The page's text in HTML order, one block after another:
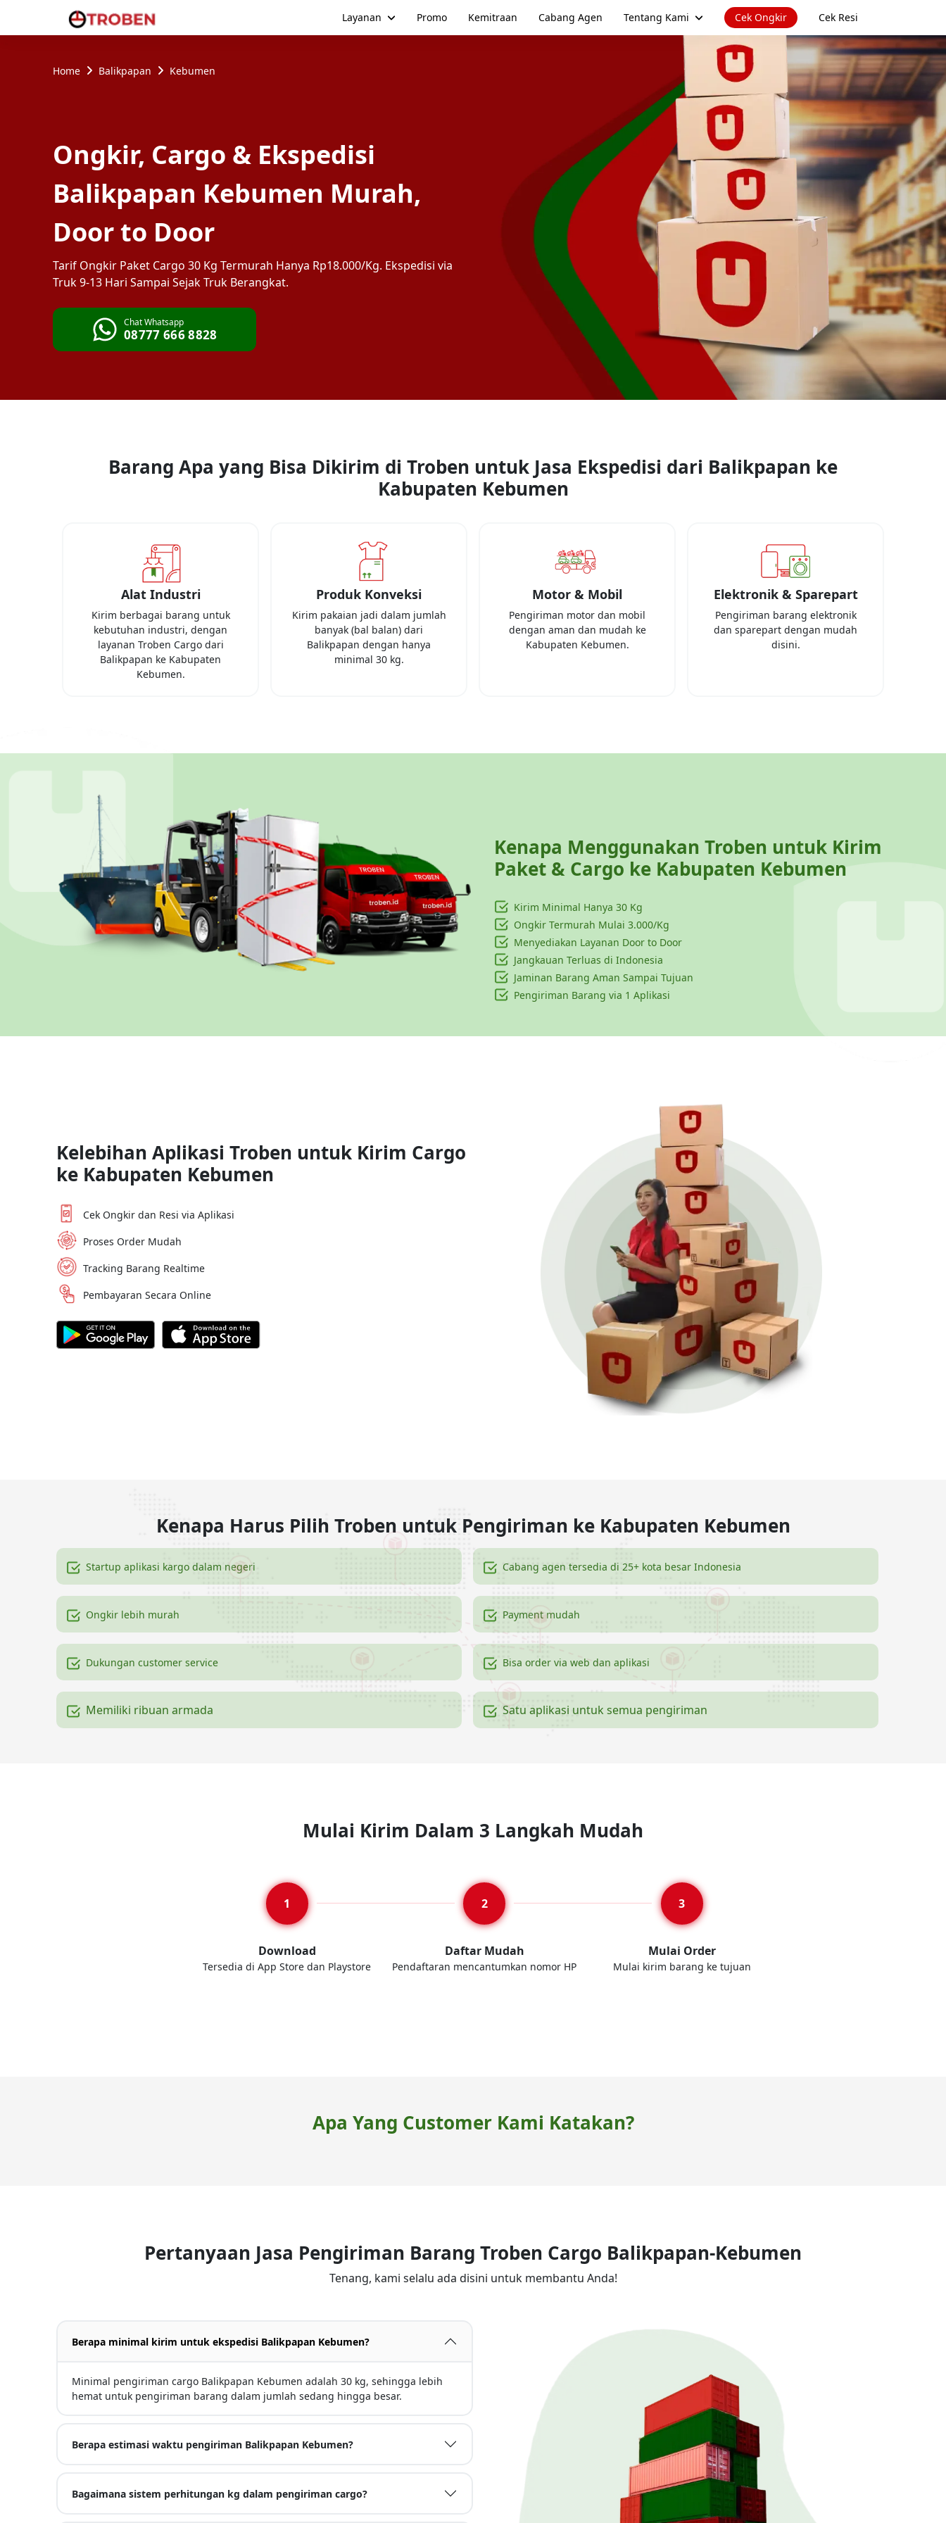
Layanan Promo Kemitraan Cabang Agen Tentang Kami Cek Ongkir Cek Resi
Home Balikpapan Kebumen
Ongkir, Cargo & Ekspedisi
Balikpapan Kebumen Murah,
Door to Door
Tarif Ongkir Paket Cargo 30 Kg Termurah Hanya Rp18.000/Kg. Ekspedisi via
Truk 9-13 Hari Sampai Sejak Truk Berangkat.
Chat Whatsapp
08777 666 8828
Barang Apa yang Bisa Dikirim di Troben untuk Jasa Ekspedisi dari Balikpapan ke
Kabupaten Kebumen
Alat Industri
Kirim berbagai barang untuk
kebutuhan industri, dengan
layanan Troben Cargo dari
Balikpapan ke Kabupaten
Kebumen.
Produk Konveksi
Kirim pakaian jadi dalam jumlah
banyak (bal balan) dari
Balikpapan dengan hanya
minimal 30 kg.
Motor & Mobil
Pengiriman motor dan mobil
dengan aman dan mudah ke
Kabupaten Kebumen.
Elektronik & Sparepart
Pengiriman barang elektronik
dan sparepart dengan mudah
disini.
Kenapa Menggunakan Troben untuk Kirim
Paket & Cargo ke Kabupaten Kebumen
Kirim Minimal Hanya 30 Kg
Ongkir Termurah Mulai 3.000/Kg
Menyediakan Layanan Door to Door
Jangkauan Terluas di Indonesia
Jaminan Barang Aman Sampai Tujuan
Pengiriman Barang via 1 Aplikasi
Kelebihan Aplikasi Troben untuk Kirim Cargo
ke Kabupaten Kebumen
Cek Ongkir dan Resi via Aplikasi
Proses Order Mudah
Tracking Barang Realtime
Pembayaran Secara Online
Kenapa Harus Pilih Troben untuk Pengiriman ke Kabupaten Kebumen
Startup aplikasi kargo dalam negeri Cabang agen tersedia di 25+ kota besar Indonesia
Ongkir lebih murah Payment mudah
Dukungan customer service Bisa order via web dan aplikasi
Memiliki ribuan armada Satu aplikasi untuk semua pengiriman
Mulai Kirim Dalam 3 Langkah Mudah
Download
Tersedia di App Store dan Playstore
Daftar Mudah
Pendaftaran mencantumkan nomor HP
Mulai Order
Mulai kirim barang ke tujuan
Apa Yang Customer Kami Katakan?
Pertanyaan Jasa Pengiriman Barang Troben Cargo Balikpapan-Kebumen
Tenang, kami selalu ada disini untuk membantu Anda!
Berapa minimal kirim untuk ekspedisi Balikpapan Kebumen?
Minimal pengiriman cargo Balikpapan Kebumen adalah 30 kg, sehingga lebih
hemat untuk pengiriman barang dalam jumlah sedang hingga besar.
Berapa estimasi waktu pengiriman Balikpapan Kebumen?
Bagaimana sistem perhitungan kg dalam pengiriman cargo?